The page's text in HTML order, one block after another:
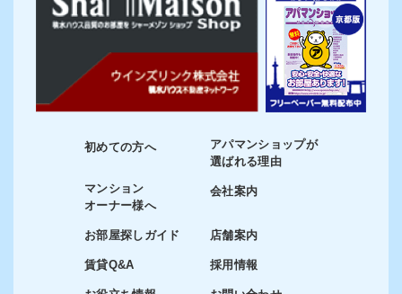
初めての方へ
マンション
オーナー様へ
お部屋探しガイド
賃貸Q&A
アパマンショップが
選ばれる理由
会社案内
店舗案内
採用情報